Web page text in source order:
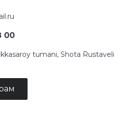
00
tumani, Shota Rustaveli